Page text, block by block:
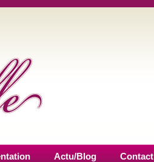
Actu/Blog Contact